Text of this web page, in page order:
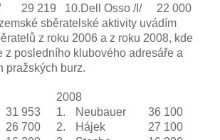
29 219 10.Dell Osso /I/
22 000
sběratelské aktivity uvádím
z roku 2006 a z roku 2008, kde
z posledního klubového adresáře a
pražských burz.
2008
31 953 1. Neubauer
36 100
26 700 2. Hájek
27 100